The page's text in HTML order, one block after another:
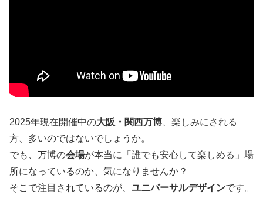
2025年現在開催中の大阪・関西万博 、楽しみにされる
方、多いのではないでしょうか。
でも、万博の会場が本当に「誰でも安心して楽しめる」場
所になっているのか、気になりませんか？
そこで注目されているのが、 ユニバーサルデザインです。